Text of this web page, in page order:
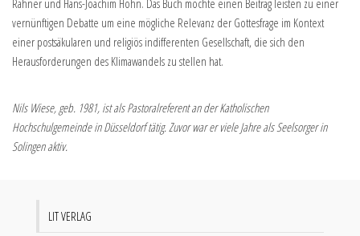
Rahner und Hans-Joachim Höhn. Das Buch möchte einen Beitrag leisten zu einer
vernünftigen Debatte um eine mögliche Relevanz der Gottesfrage im Kontext
einer postsäkularen und religiös indifferenten Gesellschaft, die sich den
Herausforderungen des Klimawandels zu stellen hat.
Nils Wiese, geb. 1981, ist als Pastoralreferent an der Katholischen
Hochschulgemeinde in Düsseldorf tätig. Zuvor war er viele Jahre als Seelsorger in
Solingen aktiv.
LIT VERLAG